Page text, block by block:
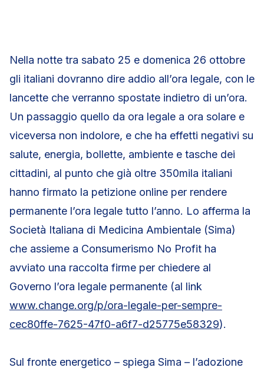
Nella notte tra sabato 25 e domenica 26 ottobre
gli italiani dovranno dire addio all’ora legale, con le
lancette che verranno spostate indietro di un’ora.
Un passaggio quello da ora legale a ora solare e
viceversa non indolore, e che ha effetti negativi su
salute, energia, bollette, ambiente e tasche dei
cittadini, al punto che già oltre 350mila italiani
hanno firmato la petizione online per rendere
permanente l’ora legale tutto l’anno. Lo afferma la
Società Italiana di Medicina Ambientale (Sima)
che assieme a Consumerismo No Profit ha
avviato una raccolta firme per chiedere al
Governo l’ora legale permanente (al link
www.change.org/p/ora-legale-per-sempre-
cec80ffe-7625-47f0-a6f7-d25775e58329).
Sul fronte energetico – spiega Sima – l’adozione